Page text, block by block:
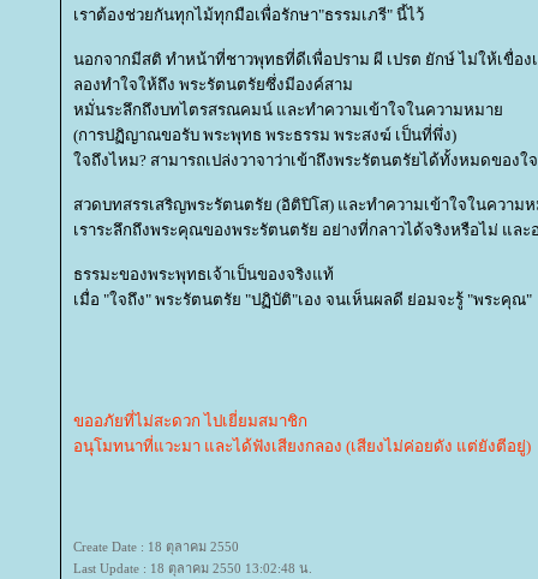
เราต้องช่วยกันทุกไม้ทุกมือเพื่อรักษา"ธรรมเภรี" นี้ไว้
นอกจากมีสติ ทำหน้าที่ชาวพุทธที่ดีเพื่อปราม ผี เปรต ยักษ์ ไม่ให้เขื่อง
ลองทำใจให้ถึง พระรัตนตรัยซึ่งมีองค์สาม
หมั่นระลึกถึงบทไตรสรณคมน์ และทำความเข้าใจในความหมา
(การปฏิญาณขอรับ พระพุทธ พระธรรม พระสงฆ์ เป็นที่พึ่ง)
จถึงไหม? สามารถเปล่งวาจาว่าเข้าถึงพระรัตนตรัยได้ทั้งหมดของใ
สวดบทสรรเสริญพระรัตนตรัย (อิติปิโส) และทำความเข้าใจในควา
เราระลึกถึงพระคุณของพระรัตนตรัย อย่างที่กลาวได้จริงหรือไม่ และ
ธรรมะของพระพุทธเจ้าเป็นของจริงแท้
เมื่อ "ใจถึง" พระรัตนตรัย "ปฏิบัติ"เอง จนเห็นผลดี ย่อมจะรู้ "พระคุณ"
ขออภัยที่ไม่สะดวก ไปเยี่ยมสมาชิก
อนุโมทนาที่แวะมา และได้ฟังเสียงกลอง (เสียงไม่ค่อยดัง แต่ยังตีอยู่)
Create Date : 18 ตุลาคม 2550
Last Update : 18 ตุลาคม 2550 13:02:48 น.